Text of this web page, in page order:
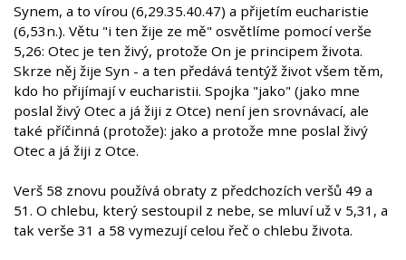
Synem, a to vírou (6,29.35.40.47) a přijetím eucharistie
(6,53n.). Větu "i ten žije ze mě" osvětlíme pomocí verše
5,26: Otec je ten živý, protože On je principem života.
Skrze něj žije Syn - a ten předává tentýž život všem těm,
kdo ho přijímají v eucharistii. Spojka "jako" (jako mne
poslal živý Otec a já žiji z Otce) není jen srovnávací, ale
také příčinná (protože): jako a protože mne poslal živý
Otec a já žiji z Otce.
Verš 58 znovu používá obraty z předchozích veršů 49 a
51. O chlebu, který sestoupil z nebe, se mluví už v 5,31, a
tak verše 31 a 58 vymezují celou řeč o chlebu života.